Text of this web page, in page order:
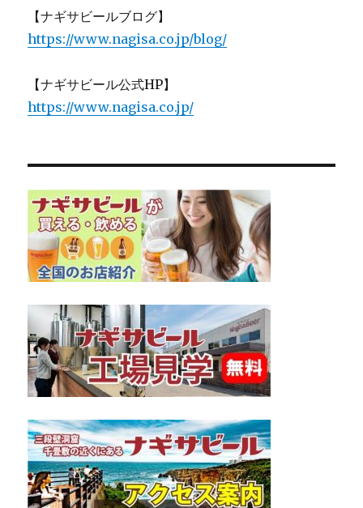
【ナギサビールブログ】
https://www.nagisa.co.jp/blog/
【ナギサビール公式HP】
https://www.nagisa.co.jp/